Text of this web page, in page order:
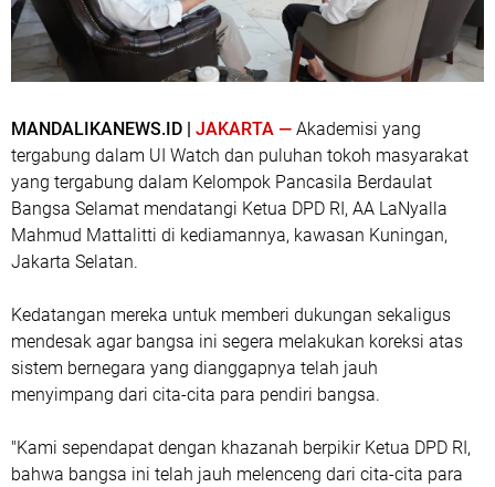
MANDALIKANEWS.ID | JAKARTA — Akademisi yang
tergabung dalam UI Watch dan puluhan tokoh masyarakat
yang tergabung dalam Kelompok Pancasila Berdaulat
Bangsa Selamat mendatangi Ketua DPD RI, AA LaNyalla
Mahmud Mattalitti di kediamannya, kawasan Kuningan,
Jakarta Selatan.
Kedatangan mereka untuk memberi dukungan sekaligus
mendesak agar bangsa ini segera melakukan koreksi atas
sistem bernegara yang dianggapnya telah jauh
menyimpang dari cita-cita para pendiri bangsa.
"Kami sependapat dengan khazanah berpikir Ketua DPD RI,
bahwa bangsa ini telah jauh melenceng dari cita-cita para